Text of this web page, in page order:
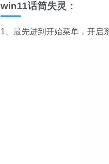
win11话筒失灵：
1、最先进到开始菜单，开启